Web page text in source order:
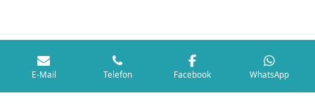
Links
E-Mail Telefon Facebook WhatsApp